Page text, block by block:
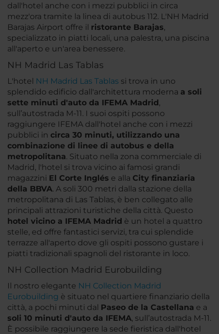
dall'hotel anche con i mezzi pubblici in circa
mezz'ora tramite la linea di autobus 112. L'NH Madrid
Barajas Airport offre il ristorante Barajas,
specializzato in piatti locali, una palestra, una piscina
all'aperto e un'area benessere.
NH Madrid Las Tablas
L'hotel NH Madrid Las Tablas si trova in uno
splendido edificio dall'architettura moderna a soli
sette minuti d'auto da IFEMA Madrid,
sull’autostrada M-11. I suoi ospiti possono
raggiungere IFEMA dall'hotel anche con i mezzi
pubblici in circa 30 minuti, utilizzando una
combinazione di linee di autobus e della
metropolitana. Situato nella zona commerciale di
Madrid, l'hotel si trova vicino ai famosi grandi
magazzini El Corte Inglés e alla City finanziaria
della BBVA. A soli 300 metri dalla stazione della
metropolitana di Las Tablas, è ben collegato alle
principali attrazioni turistiche della città. Questo
hotel vicino a IFEMA Madrid è un hotel a quattro
stelle, ed offre fantastici servizi, tra cui splendide
terrazze all'aperto dove gli ospiti possono gustare i
piatti tradizionali spagnoli del ristorante in loco.
NH Collection Madrid Eurobuilding
Il nostro elegante NH Collection Madrid
Eurobuilding è situato nel quartiere finanziario della
città, a pochi minuti dal Paseo de la Castellana e a
soli 10 minuti d'auto da IFEMA, sull’autostrada M-11.
È possibile raggiungere la sede fieristica dall'hotel